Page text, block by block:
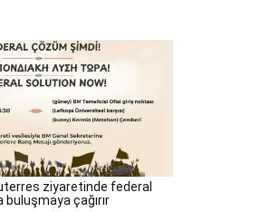
ziyaretinde federal
buluşmaya çağırır